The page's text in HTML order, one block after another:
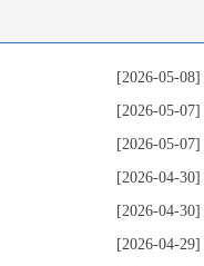
[2026-05-08]
[2026-05-07]
[2026-05-07]
[2026-04-30]
[2026-04-30]
[2026-04-29]